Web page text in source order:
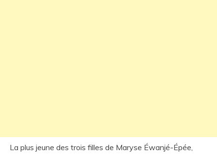
La plus jeune des trois filles de Maryse Éwanjé-Épée,